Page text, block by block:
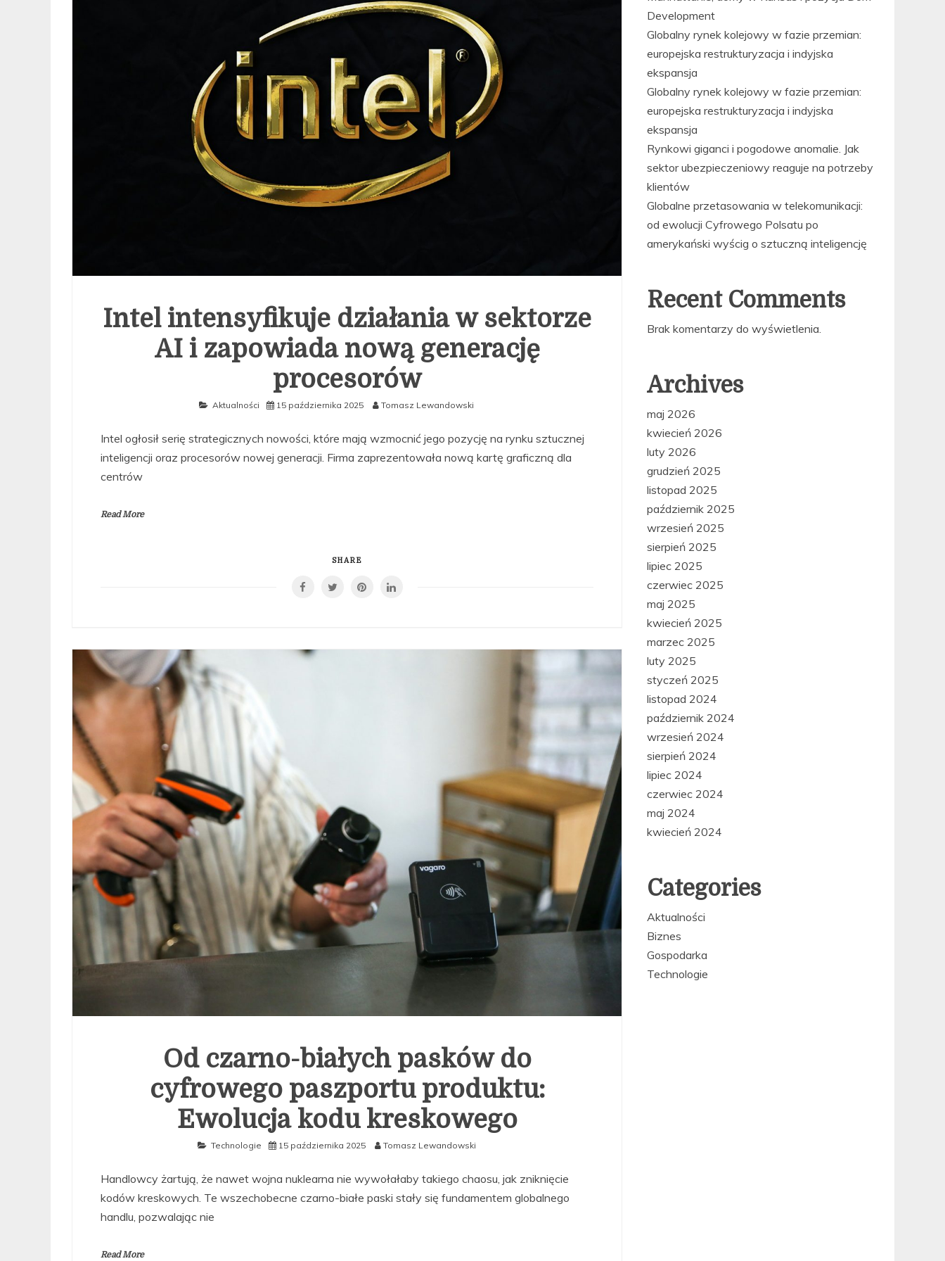
Intel intensyfikuje działania w sektorze
AI i zapowiada nową generację
procesorów
Aktualności 15 października 2025 Tomasz Lewandowski
Intel ogłosił serię strategicznych nowości, które mają wzmocnić jego pozycję na rynku sztucznej
inteligencji oraz procesorów nowej generacji. Firma zaprezentowała nową kartę graficzną dla
centrów
Read More
SHARE
Od czarno-białych pasków do
cyfrowego paszportu produktu:
Ewolucja kodu kreskowego
Technologie 15 października 2025 Tomasz Lewandowski
Handlowcy żartują, że nawet wojna nuklearna nie wywołałaby takiego chaosu, jak zniknięcie
kodów kreskowych. Te wszechobecne czarno-białe paski stały się fundamentem globalnego
handlu, pozwalając nie
Read More
Development
Globalny rynek kolejowy w fazie przemian:
europejska restrukturyzacja i indyjska
ekspansja
Globalny rynek kolejowy w fazie przemian:
europejska restrukturyzacja i indyjska
ekspansja
Rynkowi giganci i pogodowe anomalie. Jak
sektor ubezpieczeniowy reaguje na potrzeby
klientów
Globalne przetasowania w telekomunikacji:
od ewolucji Cyfrowego Polsatu po
amerykański wyścig o sztuczną inteligencję
Recent Comments
Brak komentarzy do wyświetlenia.
Archives
maj 2026
kwiecień 2026
luty 2026
grudzień 2025
listopad 2025
październik 2025
wrzesień 2025
sierpień 2025
lipiec 2025
czerwiec 2025
maj 2025
kwiecień 2025
marzec 2025
luty 2025
styczeń 2025
listopad 2024
październik 2024
wrzesień 2024
sierpień 2024
lipiec 2024
czerwiec 2024
maj 2024
kwiecień 2024
Categories
Aktualności
Biznes
Gospodarka
Technologie